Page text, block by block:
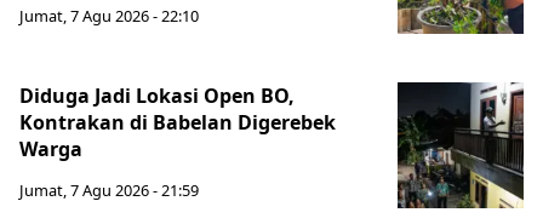
Jumat, 7 Agu 2026 - 22:10
Diduga Jadi Lokasi Open BO,
Kontrakan di Babelan Digerebek
Warga
Jumat, 7 Agu 2026 - 21:59